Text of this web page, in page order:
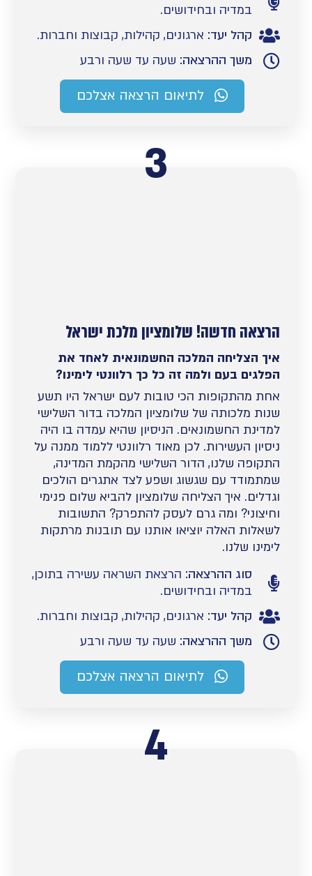
במדיה ובחידושים.
קהל יעד: ארגונים, קהילות, קבוצות וחברות.
משך ההרצאה: שעה עד שעה ורבע
לתיאום הרצאה אצלכם
3
הרצאה חדשה! שלומציון מלכת ישראל
איך הצליחה המלכה החשמונאית לאחד את
הפלגים בעם ולמה זה כל כך רלוונטי לימינו?
אחת מהתקופות הכי טובות לעם ישראל היו תשע
שנות מלכותה של שלומציון המלכה בדור השלישי
למדינת החשמונאים. הניסיון שהיא עמדה בו היה
ניסיון העשירות. לכן מאוד רלוונטי ללמוד ממנה על
התקופה שלנו, הדור השלישי מהקמת המדינה,
שמתמודד עם שגשוג ושפע לצד אתגרים הולכים
וגדלים. איך הצליחה שלומציון להביא שלום פנימי
וחיצוני? ומה גרם לעסק להתפרק? התשובות
לשאלות האלה יוציאו אותנו עם תובנות מרתקות
לימינו שלנו.
סוג ההרצאה: הרצאת השראה עשירה בתוכן,
במדיה ובחידושים.
קהל יעד: ארגונים, קהילות, קבוצות וחברות.
משך ההרצאה: שעה עד שעה ורבע
לתיאום הרצאה אצלכם
4